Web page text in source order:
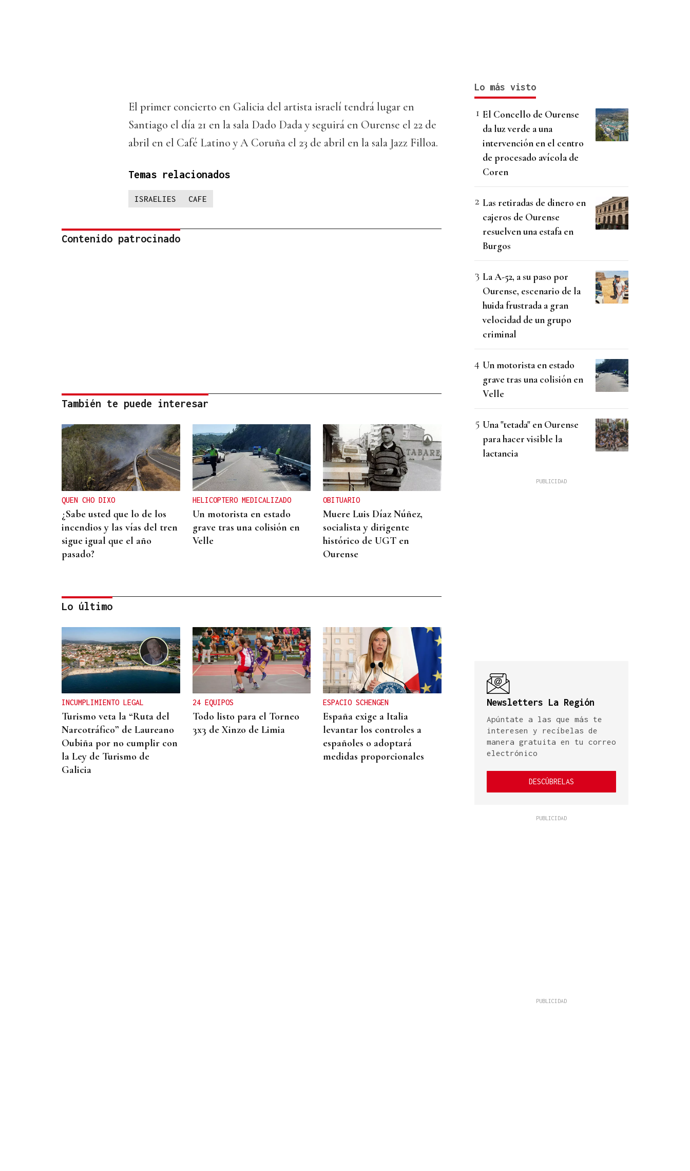
El primer concierto en Galicia del artista israelí tendrá lugar en
Santiago el día 21 en la sala Dado Dada y seguirá en Ourense el 22 de
abril en el Café Latino y A Coruña el 23 de abril en la sala Jazz Filloa.
Temas relacionados
ISRAELIES CAFE
Contenido patrocinado
También te puede interesar
QUEN CHO DIXO
¿Sabe usted que lo de los
incendios y las vías del tren
sigue igual que el año
pasado?
HELICOPTERO MEDICALIZADO
Un motorista en estado
grave tras una colisión en
Velle
OBITUARIO
Muere Luis Díaz Núñez,
socialista y dirigente
histórico de UGT en
Ourense
CANEDO
Un herido en la colisión
entre dos coches en la
entrada a las termas de
Outariz
Lo último
INCUMPLIMIENTO LEGAL
Turismo veta la “Ruta del
Narcotráfico” de Laureano
Oubiña por no cumplir con
la Ley de Turismo de
Galicia
24 EQUIPOS
Todo listo para el Torneo
3x3 de Xinzo de Limia
ESPACIO SCHENGEN
España exige a Italia
levantar los controles a
españoles o adoptará
medidas proporcionales
Lo más visto
El Concello de Ourense
da luz verde a una
intervención en el centro
de procesado avícola de
Coren
Las retiradas de dinero en
cajeros de Ourense
resuelven una estafa en
Burgos
La A-52, a su paso por
Ourense, escenario de la
huida frustrada a gran
velocidad de un grupo
criminal
Un motorista en estado
grave tras una colisión en
Velle
Una "tetada" en Ourense
para hacer visible la
lactancia
Newsletters La Región
Apúntate a las que más te
interesen y recíbelas de
manera gratuita en tu correo
electrónico
DESCÚBRELAS